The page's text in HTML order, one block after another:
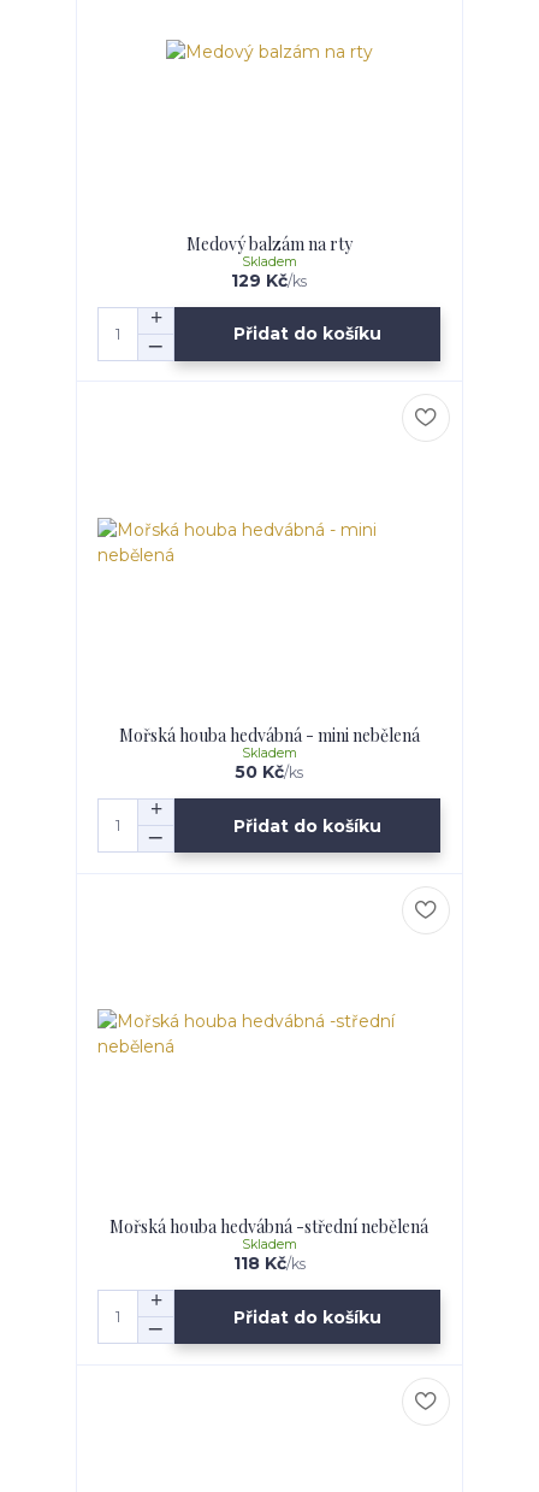
Medový balzám na rty
129 Kč/ks
Skladem
Přidat do košíku
Mořská houba hedvábná - mini nebělená
50 Kč/ks
Skladem
Přidat do košíku
Mořská houba hedvábná -střední nebělená
118 Kč/ks
Skladem
Přidat do košíku